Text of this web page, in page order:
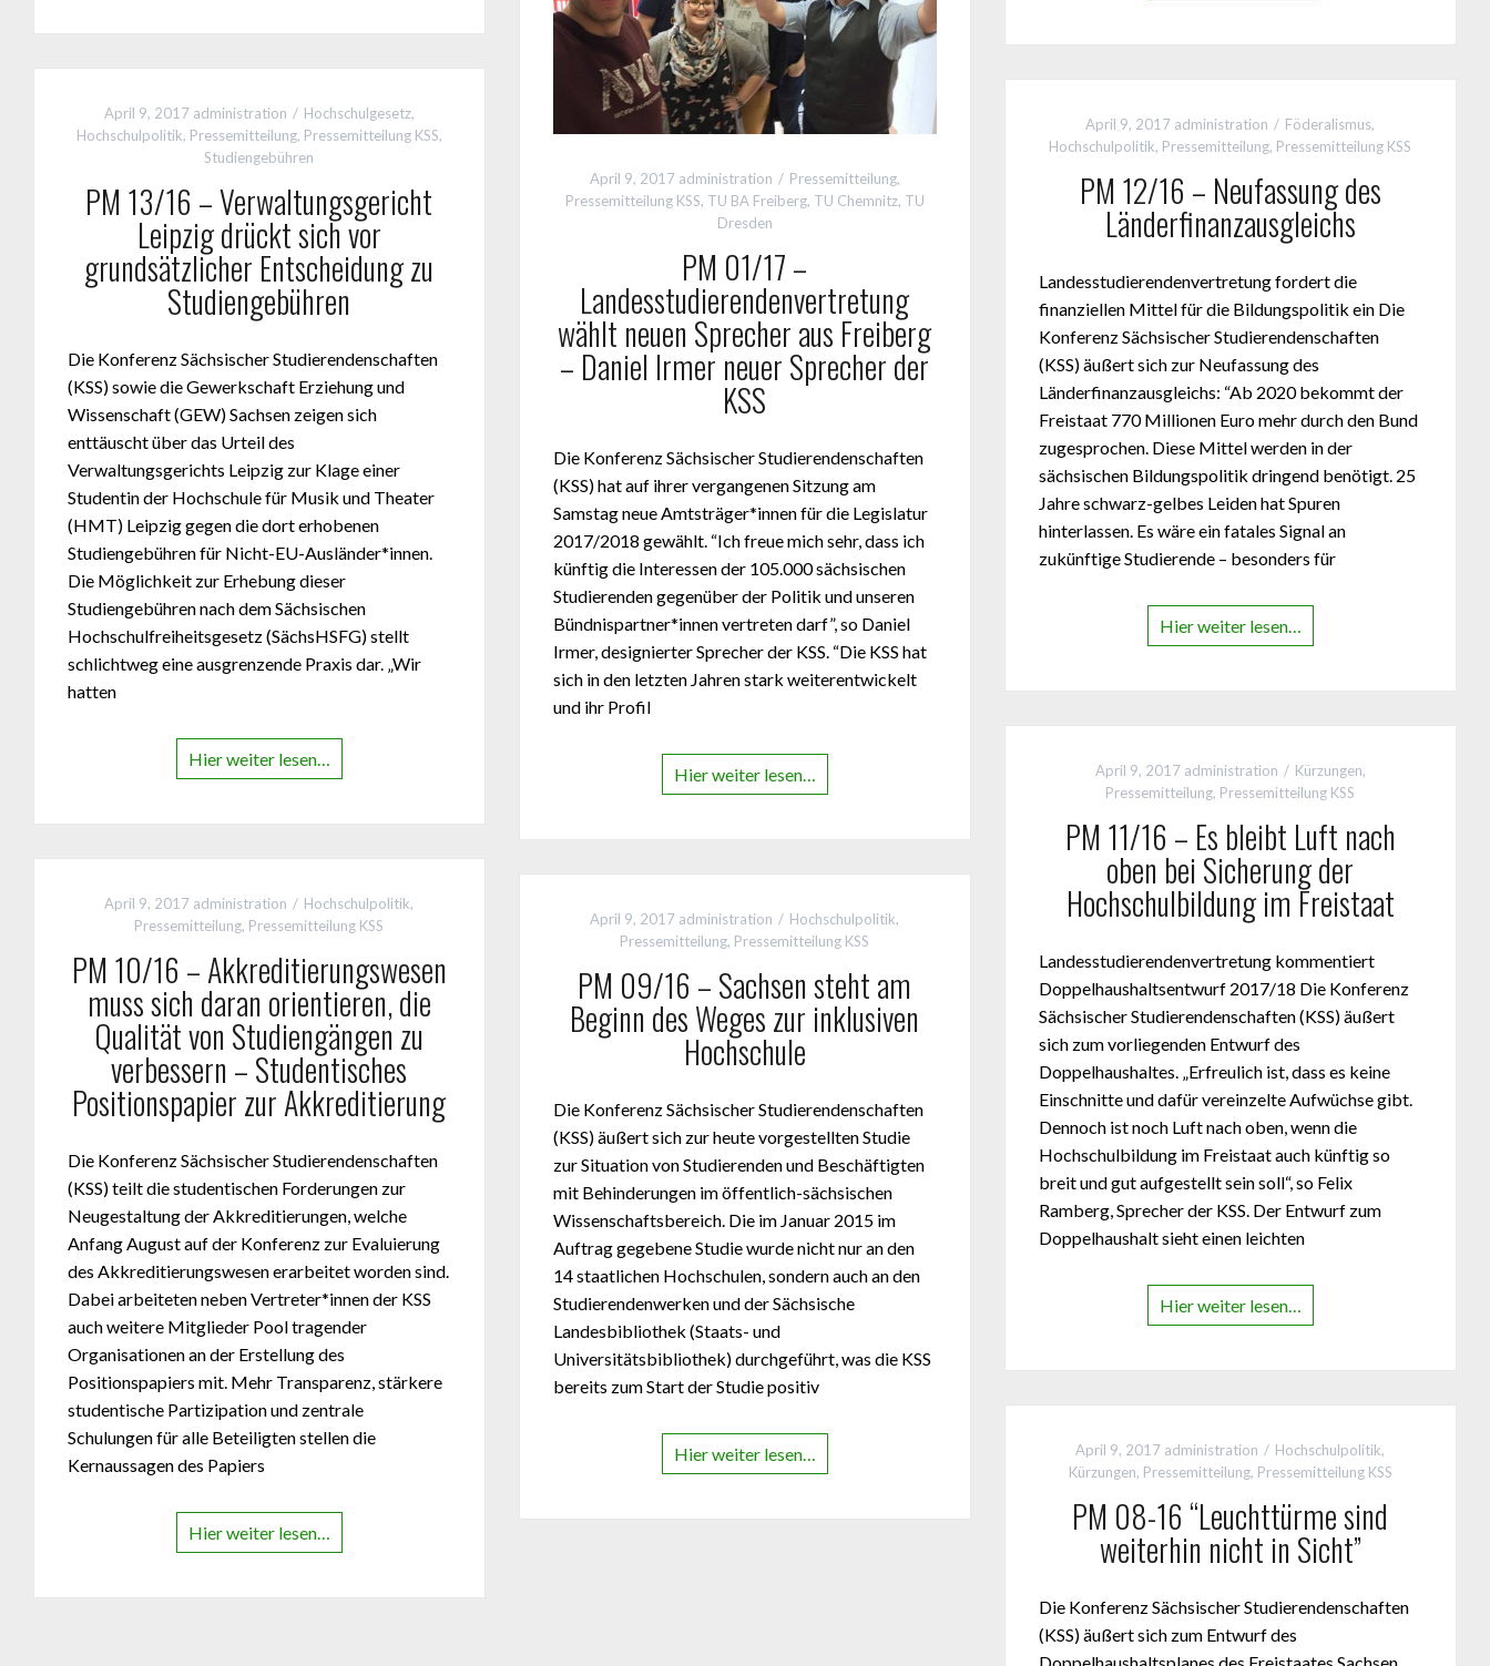
April 9, 2017 administration Pressemitteilung,
Pressemitteilung KSS, TU BA Freiberg, TU Chemnitz, TU
Dresden
PM 01/17 –
Landesstudierendenvertretung
wählt neuen Sprecher aus Freiberg
– Daniel Irmer neuer Sprecher der
KSS
Die Konferenz Sächsischer Studierendenschaften
(KSS) hat auf ihrer vergangenen Sitzung am
Samstag neue Amtsträger*innen für die Legislatur
2017/2018 gewählt. “Ich freue mich sehr, dass ich
künftig die Interessen der 105.000 sächsischen
Studierenden gegenüber der Politik und unseren
Bündnispartner*innen vertreten darf”, so Daniel
Irmer, designierter Sprecher der KSS. “Die KSS hat
sich in den letzten Jahren stark weiterentwickelt
und ihr Profil
Hier weiter lesen…
April 9, 2017 administration Hochschulgesetz,
Hochschulpolitik, Pressemitteilung, Pressemitteilung KSS,
Studiengebühren
PM 13/16 – Verwaltungsgericht
Leipzig drückt sich vor
grundsätzlicher Entscheidung zu
Studiengebühren
Die Konferenz Sächsischer Studierendenschaften
(KSS) sowie die Gewerkschaft Erziehung und
Wissenschaft (GEW) Sachsen zeigen sich
enttäuscht über das Urteil des
Verwaltungsgerichts Leipzig zur Klage einer
Studentin der Hochschule für Musik und Theater
(HMT) Leipzig gegen die dort erhobenen
Studiengebühren für Nicht-EU-Ausländer*innen.
Die Möglichkeit zur Erhebung dieser
Studiengebühren nach dem Sächsischen
Hochschulfreiheitsgesetz (SächsHSFG) stellt
schlichtweg eine ausgrenzende Praxis dar. „Wir
hatten
Hier weiter lesen…
April 9, 2017 administration Föderalismus,
Hochschulpolitik, Pressemitteilung, Pressemitteilung KSS
PM 12/16 – Neufassung des
Länderfinanzausgleichs
Landesstudierendenvertretung fordert die
finanziellen Mittel für die Bildungspolitik ein Die
Konferenz Sächsischer Studierendenschaften
(KSS) äußert sich zur Neufassung des
Länderfinanzausgleichs: “Ab 2020 bekommt der
Freistaat 770 Millionen Euro mehr durch den Bund
zugesprochen. Diese Mittel werden in der
sächsischen Bildungspolitik dringend benötigt. 25
Jahre schwarz-gelbes Leiden hat Spuren
hinterlassen. Es wäre ein fatales Signal an
zukünftige Studierende – besonders für
Hier weiter lesen…
April 9, 2017 administration Kürzungen,
Pressemitteilung, Pressemitteilung KSS
PM 11/16 – Es bleibt Luft nach
oben bei Sicherung der
Hochschulbildung im Freistaat
Landesstudierendenvertretung kommentiert
Doppelhaushaltsentwurf 2017/18 Die Konferenz
Sächsischer Studierendenschaften (KSS) äußert
sich zum vorliegenden Entwurf des
Doppelhaushaltes. „Erfreulich ist, dass es keine
Einschnitte und dafür vereinzelte Aufwüchse gibt.
Dennoch ist noch Luft nach oben, wenn die
Hochschulbildung im Freistaat auch künftig so
breit und gut aufgestellt sein soll“, so Felix
Ramberg, Sprecher der KSS. Der Entwurf zum
Doppelhaushalt sieht einen leichten
Hier weiter lesen…
April 9, 2017 administration Hochschulpolitik,
Pressemitteilung, Pressemitteilung KSS
PM 10/16 – Akkreditierungswesen
muss sich daran orientieren, die
Qualität von Studiengängen zu
verbessern – Studentisches
Positionspapier zur Akkreditierung
Die Konferenz Sächsischer Studierendenschaften
(KSS) teilt die studentischen Forderungen zur
Neugestaltung der Akkreditierungen, welche
Anfang August auf der Konferenz zur Evaluierung
des Akkreditierungswesen erarbeitet worden sind.
Dabei arbeiteten neben Vertreter*innen der KSS
auch weitere Mitglieder Pool tragender
Organisationen an der Erstellung des
Positionspapiers mit. Mehr Transparenz, stärkere
studentische Partizipation und zentrale
Schulungen für alle Beteiligten stellen die
Kernaussagen des Papiers
Hier weiter lesen…
April 9, 2017 administration Hochschulpolitik,
Pressemitteilung, Pressemitteilung KSS
PM 09/16 – Sachsen steht am
Beginn des Weges zur inklusiven
Hochschule
Die Konferenz Sächsischer Studierendenschaften
(KSS) äußert sich zur heute vorgestellten Studie
zur Situation von Studierenden und Beschäftigten
mit Behinderungen im öffentlich-sächsischen
Wissenschaftsbereich. Die im Januar 2015 im
Auftrag gegebene Studie wurde nicht nur an den
14 staatlichen Hochschulen, sondern auch an den
Studierendenwerken und der Sächsische
Landesbibliothek (Staats- und
Universitätsbibliothek) durchgeführt, was die KSS
bereits zum Start der Studie positiv
Hier weiter lesen… April 9, 2017 administration Hochschulpolitik,
Kürzungen, Pressemitteilung, Pressemitteilung KSS
PM 08-16 “Leuchttürme sind
weiterhin nicht in Sicht”
Die Konferenz Sächsischer Studierendenschaften
(KSS) äußert sich zum Entwurf des